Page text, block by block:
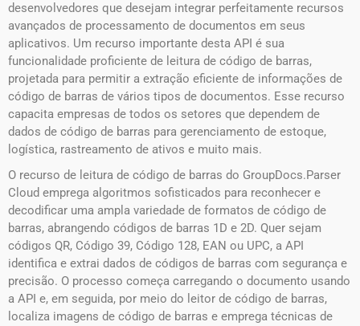
desenvolvedores que desejam integrar perfeitamente recursos
avançados de processamento de documentos em seus
aplicativos. Um recurso importante desta API é sua
funcionalidade proficiente de leitura de código de barras,
projetada para permitir a extração eficiente de informações de
código de barras de vários tipos de documentos. Esse recurso
capacita empresas de todos os setores que dependem de
dados de código de barras para gerenciamento de estoque,
logística, rastreamento de ativos e muito mais.
O recurso de leitura de código de barras do GroupDocs.Parser
Cloud emprega algoritmos sofisticados para reconhecer e
decodificar uma ampla variedade de formatos de código de
barras, abrangendo códigos de barras 1D e 2D. Quer sejam
códigos QR, Código 39, Código 128, EAN ou UPC, a API
identifica e extrai dados de códigos de barras com segurança e
precisão. O processo começa carregando o documento usando
a API e, em seguida, por meio do leitor de código de barras,
localiza imagens de código de barras e emprega técnicas de